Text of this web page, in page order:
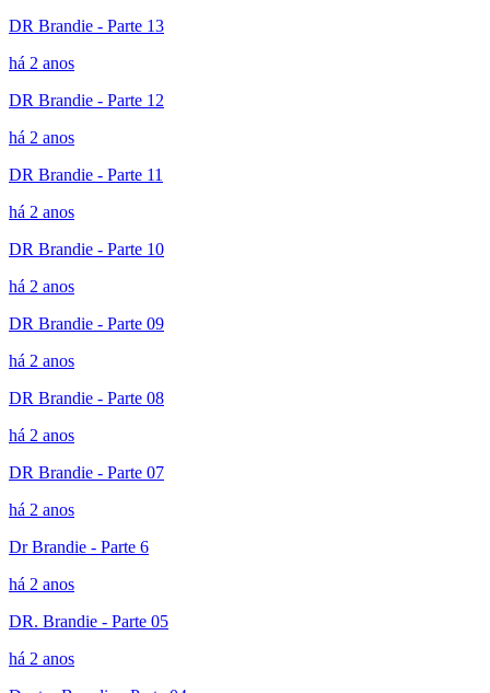
DR Brandie - Parte 13
há 2 anos
DR Brandie - Parte 12
há 2 anos
DR Brandie - Parte 11
há 2 anos
DR Brandie - Parte 10
há 2 anos
DR Brandie - Parte 09
há 2 anos
DR Brandie - Parte 08
há 2 anos
DR Brandie - Parte 07
há 2 anos
Dr Brandie - Parte 6
há 2 anos
DR. Brandie - Parte 05
há 2 anos